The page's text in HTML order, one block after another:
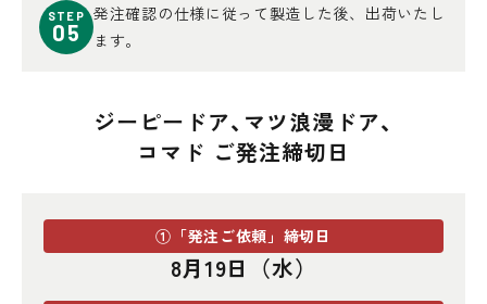
STEP
05
発注確認の仕様に従って製造した後、出荷いたし
ます。
ジーピードア、マツ浪漫ドア、
コマド ご発注締切日
①「発注ご依頼」締切日
8月19日（水）